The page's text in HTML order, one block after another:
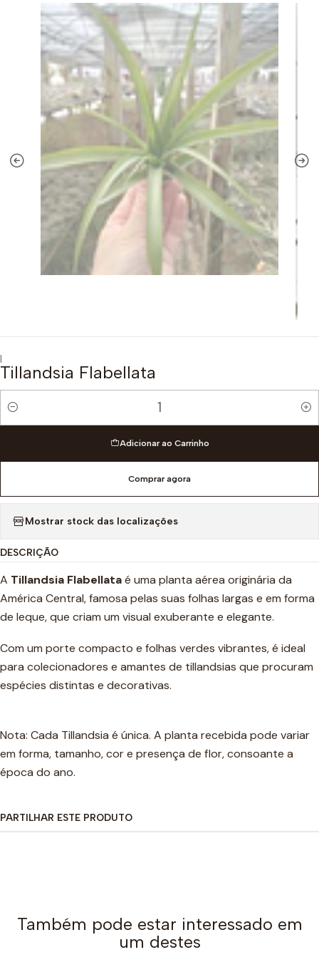
|
Tillandsia Flabellata
Quantidade
Adicionar ao Carrinho
Comprar agora
Mostrar stock das localizações
DESCRIÇÃO
A Tillandsia Flabellataé uma planta aérea originária da
América Central, famosa pelas suas folhas largas e em forma
de leque, que criam um visual exuberante e elegante.
Com um porte compacto e folhas verdes vibrantes, é ideal
para colecionadores e amantes de tillandsias que procuram
espécies distintas e decorativas.
Nota: Cada Tillandsia é única. A planta recebida pode variar
em forma, tamanho, cor e presença de flor, consoante a
época do ano.
PARTILHAR ESTE PRODUTO
Também pode estar interessado em
um destes